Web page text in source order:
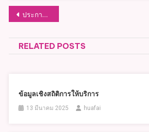
แนะแนว
เรื่อง
ประกาศ เรื่อง นโยบายสถานศึกษาปลอดบุหรี่ของศูนย์พัฒนาเด็กเล็ก อบต.หัวฝาย
RELATED POSTS
ข้อมูลเชิงสถิติการให้บริการ
13 มีนาคม 2025 huafai